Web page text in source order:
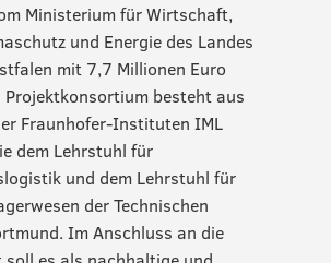
Ministerium für Wirtschaft,
und Energie des Landes
mit 7,7 Millionen Euro
Projektkonsortium besteht aus
Fraunhofer-Instituten IML
dem Lehrstuhl für
und dem Lehrstuhl für
der Technischen
Im Anschluss an die